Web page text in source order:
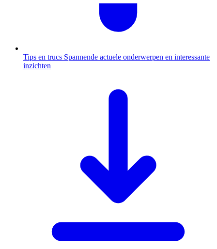
Tips en trucs Spannende actuele onderwerpen en interessante
inzichten